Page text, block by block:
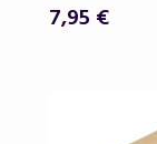
7,95 €